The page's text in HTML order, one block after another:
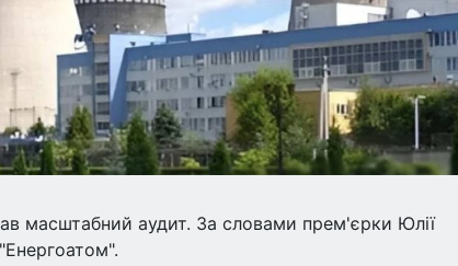
масштабний аудит. За словами прем'єрки Юлії